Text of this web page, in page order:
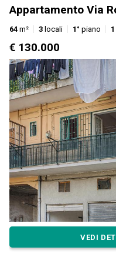
Appartamento Via
64 m² 3 locali 1° piano 1
€ 130.000
VEDI